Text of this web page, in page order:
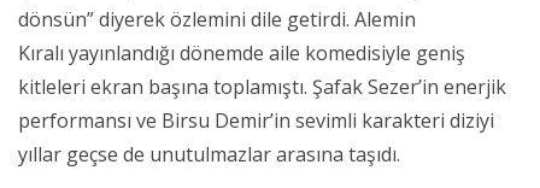
dönsün” diyerek özlemini dile getirdi. Alemin
Kıralı yayınlandığı dönemde aile komedisiyle geniş
kitleleri ekran başına toplamıştı. Şafak Sezer’in enerjik
performansı ve Birsu Demir’in sevimli karakteri diziyi
yıllar geçse de unutulmazlar arasına taşıdı.